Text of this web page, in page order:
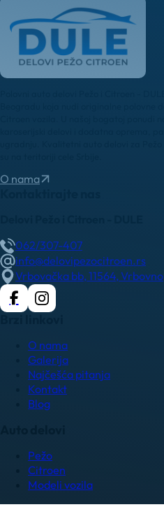
O nama
O nama
Galerija
Najčešća pitanja
Kontakt
Blog
Pežo
Citroen
Modeli vozila
062/307-407
info@delovipezocitroen.rs
Vrbovačka bb, 11564, Vrbovno